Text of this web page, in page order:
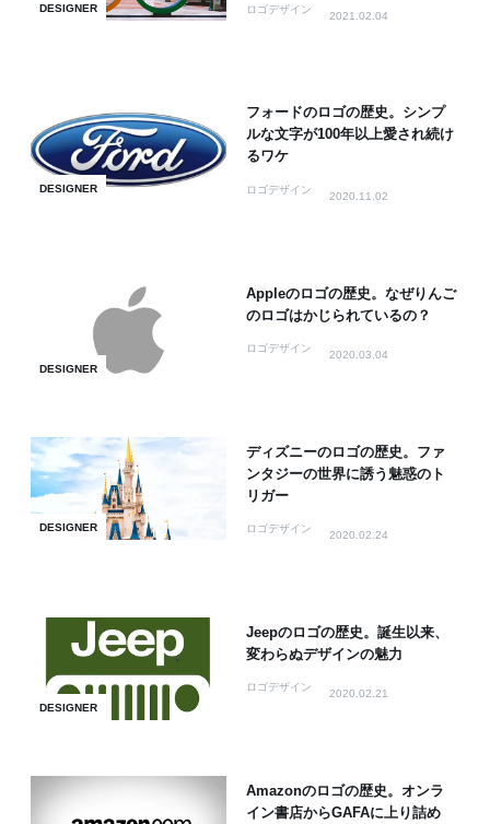
DESIGNER ロゴデザイン
2021.02.04
DESIGNER
フォードのロゴの歴史。シンプ
ルな文字が100年以上愛され続け
るワケ
ロゴデザイン
2020.11.02
DESIGNER
Appleのロゴの歴史。なぜりんご
のロゴはかじられているの？
ロゴデザイン
2020.03.04
DESIGNER
ディズニーのロゴの歴史。ファ
ンタジーの世界に誘う魅惑のト
リガー
ロゴデザイン
2020.02.24
DESIGNER
Jeepのロゴの歴史。誕生以来、
変わらぬデザインの魅力
ロゴデザイン
2020.02.21
Amazonのロゴの歴史。オンラ
イン書店からGAFAに上り詰め